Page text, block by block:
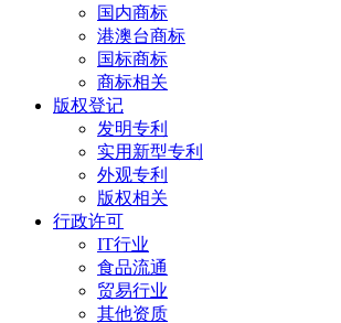
国内商标
港澳台商标
国标商标
商标相关
版权登记
发明专利
实用新型专利
外观专利
版权相关
行政许可
IT行业
食品流通
贸易行业
其他资质